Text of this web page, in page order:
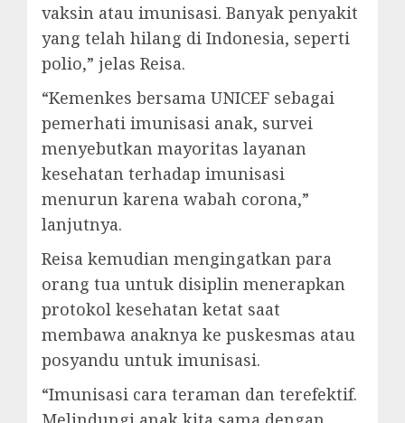
vaksin atau imunisasi. Banyak penyakit
yang telah hilang di Indonesia, seperti
polio,” jelas Reisa.
“Kemenkes bersama UNICEF sebagai
pemerhati imunisasi anak, survei
menyebutkan mayoritas layanan
kesehatan terhadap imunisasi
menurun karena wabah corona,”
lanjutnya.
Reisa kemudian mengingatkan para
orang tua untuk disiplin menerapkan
protokol kesehatan ketat saat
membawa anaknya ke puskesmas atau
posyandu untuk imunisasi.
“Imunisasi cara teraman dan terefektif.